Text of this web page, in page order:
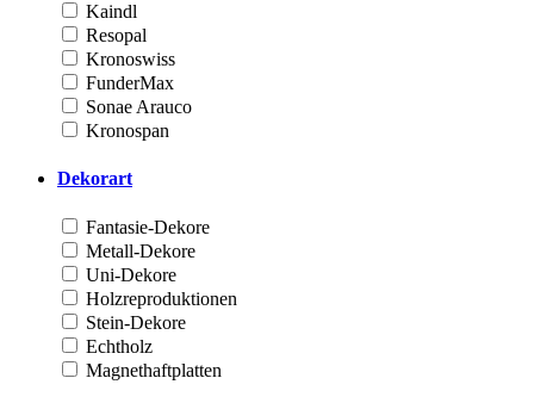
Kaindl
Resopal
Kronoswiss
FunderMax
Sonae Arauco
Kronospan
Dekorart
Fantasie-Dekore
Metall-Dekore
Uni-Dekore
Holzreproduktionen
Stein-Dekore
Echtholz
Magnethaftplatten